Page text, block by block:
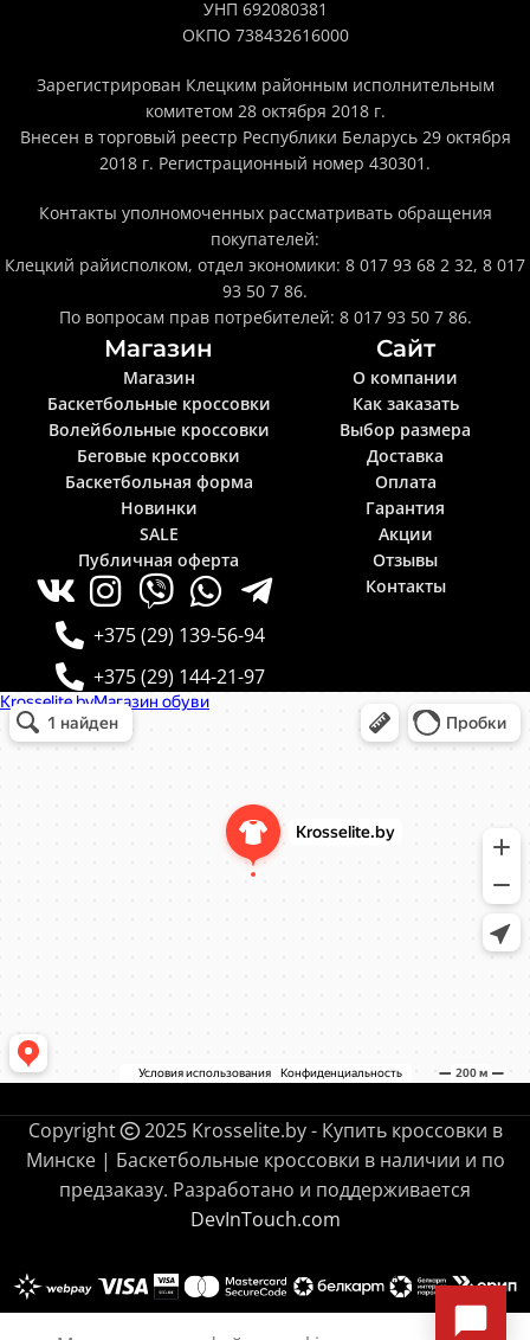
УНП 692080381
ОКПО 738432616000
Зарегистрирован Клецким районным исполнительным
комитетом 28 октября 2018 г.
Внесен в торговый реестр Республики Беларусь 29 октября
2018 г. Регистрационный номер 430301.
Контакты уполномоченных рассматривать обращения
покупателей:
Клецкий райисполком, отдел экономики: 8 017 93 68 2 32, 8 017
93 50 7 86.
По вопросам прав потребителей: 8 017 93 50 7 86.
Магазин
Магазин
Баскетбольные кроссовки
Волейбольные кроссовки
Беговые кроссовки
Баскетбольная форма
Новинки
SALE
Публичная оферта
+375 (29) 139-56-94
+375 (29) 144-21-97
Сайт
О компании
Как заказать
Выбор размера
Доставка
Оплата
Гарантия
Акции
Отзывы
Контакты
Krosselite.by
Информационный интернет-сайт в Минске
Copyright
2025 Krosselite.by - Купить кроссовки в
Минске | Баскетбольные кроссовки в наличии и по
предзаказу. Разработано и поддерживается
DevInTouch.com